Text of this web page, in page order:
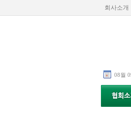
회사소개
08월